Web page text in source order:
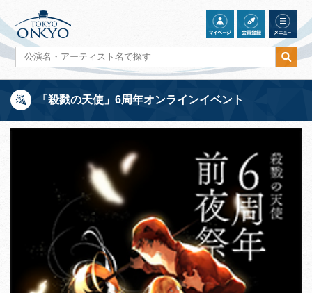
「殺戮の天使」6周年オンラインイベント